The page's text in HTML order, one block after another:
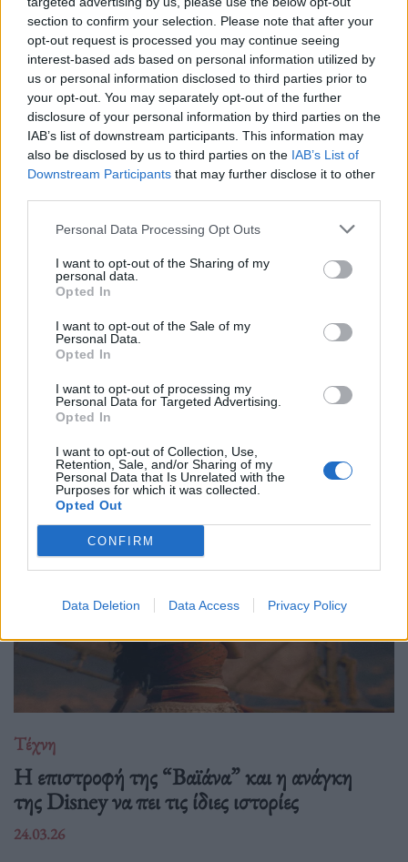
section to confirm your selection. Please note that after your
opt-out request is processed you may continue seeing
interest-based ads based on personal information utilized by
us or personal information disclosed to third parties prior to
your opt-out. You may separately opt-out of the further
disclosure of your personal information by third parties on the
IAB’s list of downstream participants. This information may
also be disclosed by us to third parties on the IAB’s List of
Downstream Participants that may further disclose it to other
Personal Data Processing Opt Outs
I want to opt-out of the Sharing of my
personal data.
Opted In
I want to opt-out of the Sale of my
Personal Data.
Opted In
I want to opt-out of processing my
Personal Data for Targeted Advertising.
Opted In
I want to opt-out of Collection, Use,
Retention, Sale, and/or Sharing of my
Personal Data that Is Unrelated with the
Purposes for which it was collected.
Opted Out
CONFIRM
Data Deletion Data Access Privacy Policy
Philip Glass: Παγκόσμια γιορτή για τα 90ά
γενέθλιά του με πρεμιέρα της “Συμφωνίας
Νο. 15: Lincoln”
29.05.26
Ο Philip Glass θα γιορτάσει τα 90ά του γενέθλια στις 31
Ιανουαρίου 2027 με μια πολυετή, διεθνή σειρά εκδηλώσεων
που κορυφώνεται με την παγκόσμια πρεμιέρα της "Συμφωνίας
Νο. 15: Lincoln" και επετειακά
Τέχνη
Η επιστροφή της “Βαϊάνα” και η ανάγκη
της Disney να πει τις ίδιες ιστορίες
24.03.26